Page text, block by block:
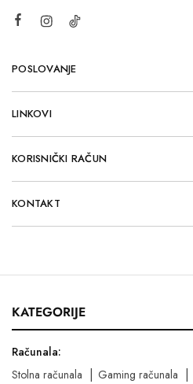
POSLOVANJE
LINKOVI
KORISNIČKI RAČUN
KONTAKT
KATEGORIJE
Računala:
Stolna računala
Gaming računala